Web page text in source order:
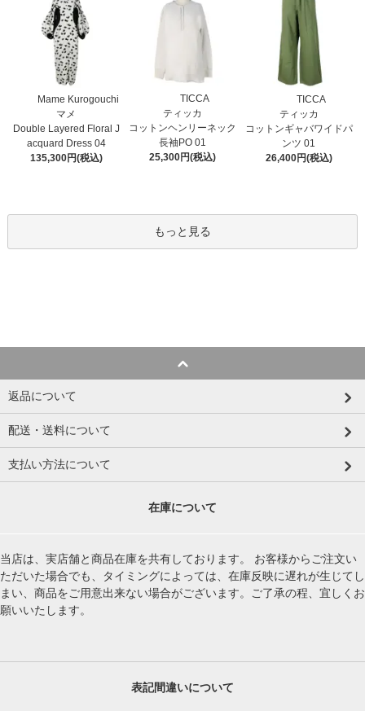
Mame Kurogouchi
マメ
Double Layered Floral J
acquard Dress 04
135,300円(税込)
TICCA
ティッカ
コットンヘンリーネック
長袖PO 01
25,300円(税込)
TICCA
ティッカ
コットンギャバワイドパ
ンツ 01
26,400円(税込)
もっと見る
返品について
配送・送料について
支払い方法について
在庫について
当店は、実店舗と商品在庫を共有しております。 お客様からご注文い
ただいた場合でも、タイミングによっては、在庫反映に遅れが生じてし
まい、商品をご用意出来ない場合がございます。ご了承の程、宜しくお
願いいたします。
表記間違いについて